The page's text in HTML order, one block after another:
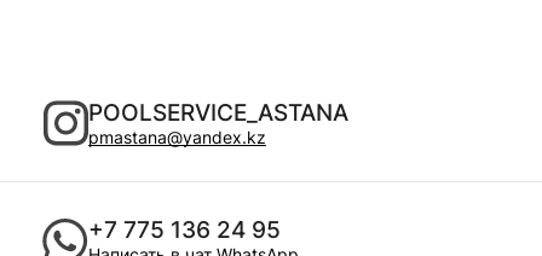
POOLSERVICE_ASTANA
pmastana@yandex.kz
+7 775 136 24 95